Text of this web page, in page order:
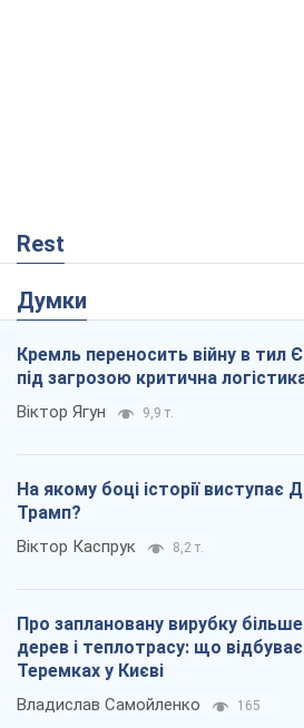
Rest
Думки
Кремль переносить війну в тил
під загрозою критична
Віктор Ягун 9,9 т.
На якому боці історії виступає
Трамп?
Віктор Каспрук 8,2 т.
Про заплановану вирубку
дерев і теплотрасу: що
Теремках у Києві
Владислав Самойленко 165